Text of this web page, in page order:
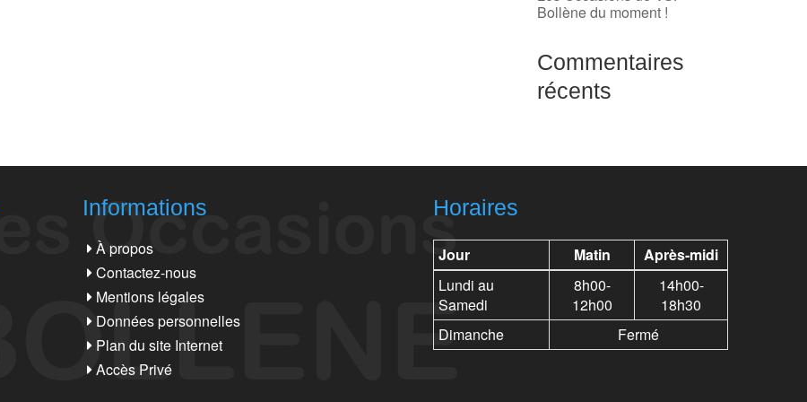
Bollène du moment !
Commentaires
récents
Informations
À propos
Contactez-nous
Mentions légales
Données personnelles
Plan du site Internet
Accès Privé
Horaires
Jour Matin
Après-midi
Lundi au
Samedi
8h00-
12h00
14h00-
18h30
Dimanche
Fermé